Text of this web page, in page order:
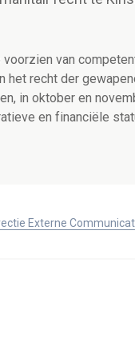
van
het recht der
in oktober en
en financiële
Externe